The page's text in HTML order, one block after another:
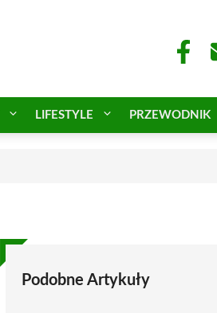
LIFESTYLE PRZEWODNIK
Podobne Artykuły